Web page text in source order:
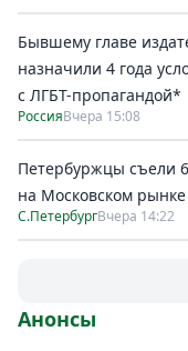
Бывшему главе
назначили 4 года
с ЛГБТ-пропагандой*
РоссияВчера 15:08
Петербуржцы съели
на Московском рынке
С.ПетербургВчера 14:22
Анонсы